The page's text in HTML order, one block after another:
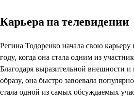
Карьера на телевидении
Регина Тодоренко начала свою
году, когда она стала одним из
Благодаря выразительной внешности
образу, она быстро завоевала
стала одной из самых обсуждаемых